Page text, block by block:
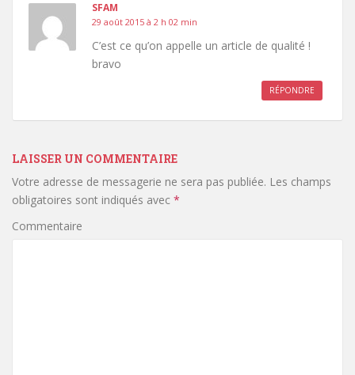
SFAM
29 août 2015 à 2 h 02 min
C’est ce qu’on appelle un article de qualité !
bravo
RÉPONDRE
LAISSER UN COMMENTAIRE
Votre adresse de messagerie ne sera pas publiée. Les champs
obligatoires sont indiqués avec *
Commentaire